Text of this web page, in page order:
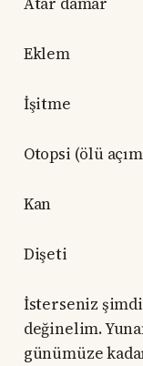
İşitme
Otopsi (ölü
Kan
Dişeti
İsterseniz şimdi
değinelim.
günümüze